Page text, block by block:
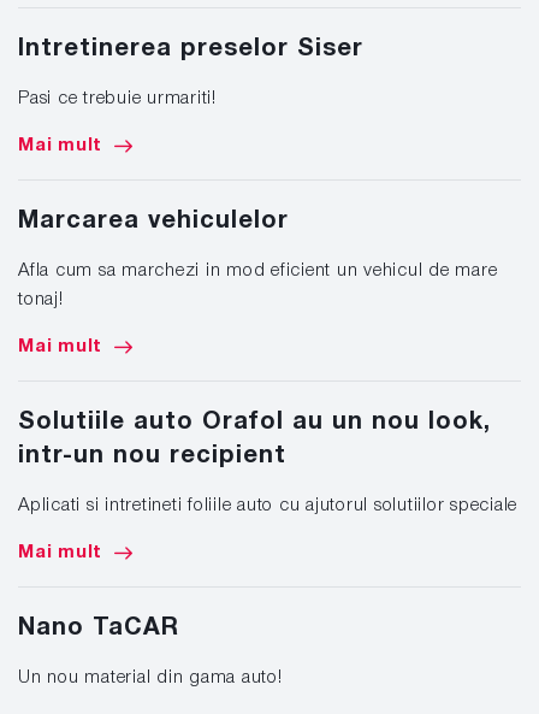
Intretinerea preselor Siser
Pasi ce trebuie urmariti!
Mai mult
Marcarea vehiculelor
Afla cum sa marchezi in mod eficient un vehicul de mare
tonaj!
Mai mult
Solutiile auto Orafol au un nou look,
intr-un nou recipient
Aplicati si intretineti foliile auto cu ajutorul solutiilor speciale
Mai mult
Nano TaCAR
Un nou material din gama auto!